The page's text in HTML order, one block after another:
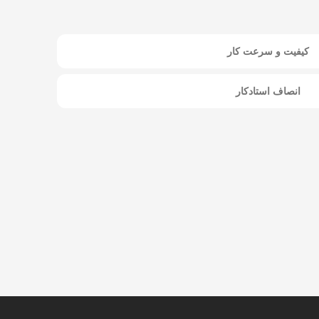
کیفیت و سرعت کار
انصاف استادکار